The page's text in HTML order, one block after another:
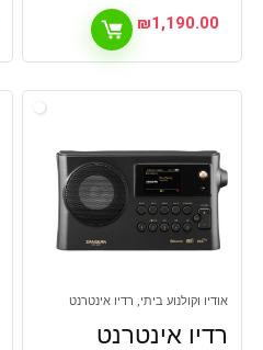
₪1,190.00
אודיו וקולנוע ביתי, רדיו אינטרנט
רדיו אינטרנט